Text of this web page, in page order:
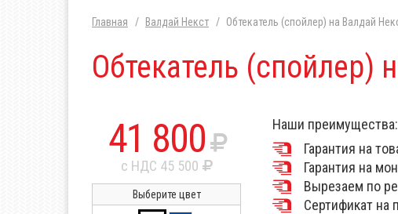
Главная Валдай Некст Обтекатель (спойлер) на Валдай
Обтекатель (спойлер)
41 800
с НДС 45 500
Выберите цвет
Наши преимущества:
Гарантия на
Гарантия на
Вырезаем по
Сертификат на